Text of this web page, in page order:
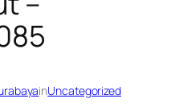
inUncategorized